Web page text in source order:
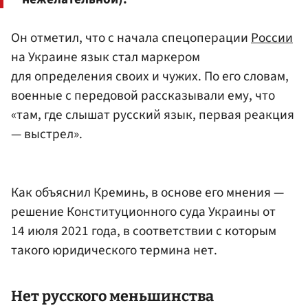
Он отметил, что с начала спецоперацииРоссии
на Украине язык стал маркером
для определения своих и чужих. По его словам,
военные с передовой рассказывали ему, что
«там, где слышат русский язык, первая реакция
— выстрел».
Как объяснил Креминь, в основе его мнения —
решение Конституционного суда Украины от
14 июля 2021 года, в соответствии с которым
такого юридического термина нет.
Нет русского меньшинства